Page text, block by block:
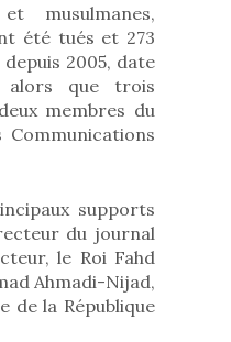
musulmanes,
été tués et 273
2005, date
alors que trois
membres du
supports
du journal
le Roi Fahd
Ahmadi-Nijad,
de la République